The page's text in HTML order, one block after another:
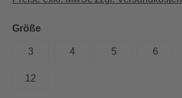
Größe
3 4 5 6
12